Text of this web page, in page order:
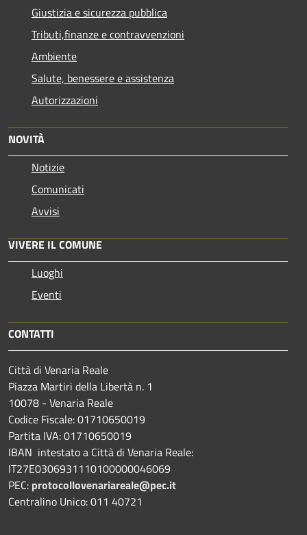
Giustizia e sicurezza pubblica
Tributi,finanze e contravvenzioni
Ambiente
Salute, benessere e assistenza
Autorizzazioni
NOVITÀ
Notizie
Comunicati
Avvisi
VIVERE IL COMUNE
Luoghi
Eventi
CONTATTI
Città di Venaria Reale
Piazza Martiri della Libertà n. 1
10078 - Venaria Reale
Codice Fiscale: 01710650019
Partita IVA: 01710650019
IBAN intestato a Città di Venaria Reale:
IT27E0306931110100000046069
PEC: protocollovenariareale@pec.it
Centralino Unico: 011 40721